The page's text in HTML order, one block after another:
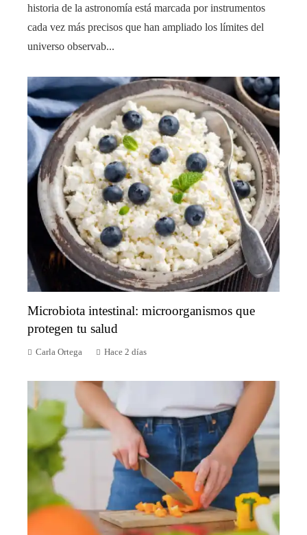
historia de la astronomía está marcada por instrumentos
cada vez más precisos que han ampliado los límites del
universo observab...
Microbiota intestinal: microorganismos que
protegen tu salud
Carla Ortega Hace 2 días